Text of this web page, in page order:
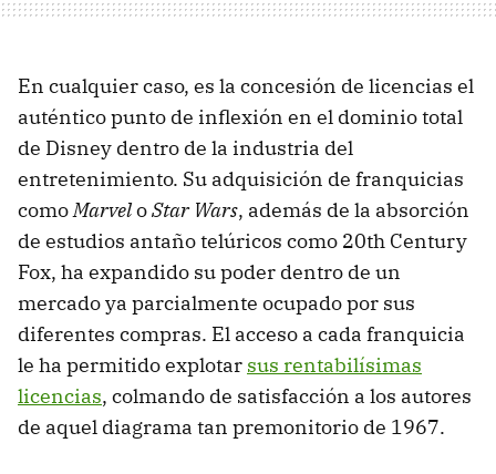
En cualquier caso, es la concesión de licencias el
auténtico punto de inflexión en el dominio total
de Disney dentro de la industria del
entretenimiento. Su adquisición de franquicias
comoMarveloStar Wars, además de la absorción
de estudios antaño telúricos como 20th Century
Fox, ha expandido su poder dentro de un
mercado ya parcialmente ocupado por sus
diferentes compras. El acceso a cada franquicia
le ha permitido explotar sus rentabilísimas
licencias, colmando de satisfacción a los autores
de aquel diagrama tan premonitorio de 1967.